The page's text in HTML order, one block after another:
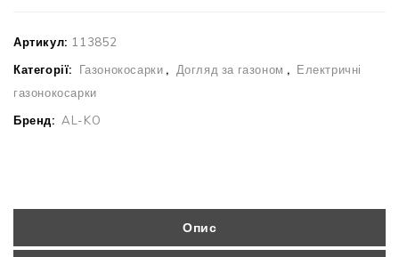
Артикул: 113852
Категорії:
Газонокосарки , Догляд за газоном , Електричні
газонокосарки
Бренд: AL-KO
Опис